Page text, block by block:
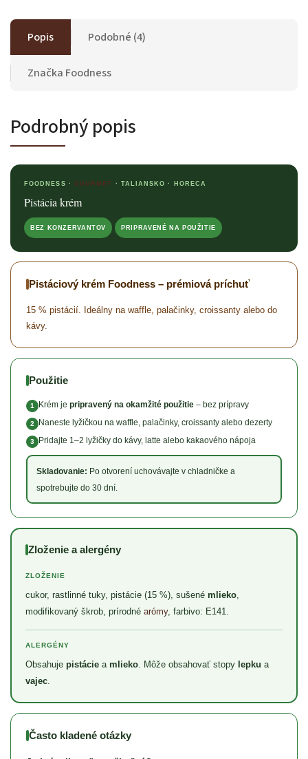
Popis Podobné (4)
Značka Foodness
Podrobný popis
FOODNESS · GOURMET · TALIANSKO · HORECA
Pistácia krém
BEZ KONZERVANTOV PRIPRAVENÉ NA POUŽITIE
Pistáciový krém Foodness – prémiová príchuť
15 % pistácií. Ideálny na waffle, palačinky, croissanty alebo do
kávy.
Použitie
1 Krém je pripravený na okamžité použitie – bez prípravy
2 Naneste lyžičkou na waffle, palačinky, croissanty alebo dezerty
3 Pridajte 1–2 lyžičky do kávy, latte alebo kakaového nápoja
Skladovanie: Po otvorení uchovávajte v chladničke a
spotrebujte do 30 dní.
Zloženie a alergény
ZLOŽENIE
cukor, rastlinné tuky, pistácie (15 %), sušené mlieko,
modifikovaný škrob, prírodné arómy, farbivo: E141.
ALERGÉNY
Obsahuje pistácie a mlieko. Môže obsahovať stopy lepku a
vajec.
Často kladené otázky